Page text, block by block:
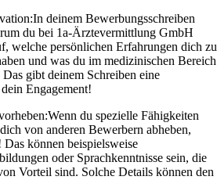
In deinem Bewerbungsschreiben
du bei 1a-Ärztevermittlung GmbH
welche persönlichen Erfahrungen dich zu
und was du im medizinischen Bereich
gibt deinem Schreiben eine
Engagement!
Wenn du spezielle Fähigkeiten
von anderen Bewerbern abheben,
Das können beispielsweise
oder Sprachkenntnisse sein, die
Vorteil sind. Solche Details können den